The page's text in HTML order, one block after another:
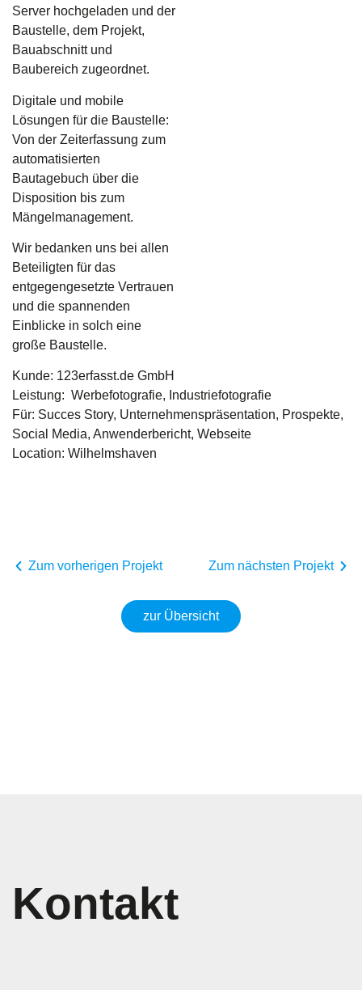
Server hochgeladen und der
Baustelle, dem Projekt,
Bauabschnitt und
Baubereich zugeordnet.
Digitale und mobile
Lösungen für die Baustelle:
Von der Zeiterfassung zum
automatisierten
Bautagebuch über die
Disposition bis zum
Mängelmanagement.
Wir bedanken uns bei allen
Beteiligten für das
entgegengesetzte Vertrauen
und die spannenden
Einblicke in solch eine
große Baustelle.
Kunde: 123erfasst.de GmbH
Leistung: Werbefotografie, Industriefotografie
Für: Succes Story, Unternehmenspräsentation, Prospekte,
Social Media, Anwenderbericht, Webseite
Location: Wilhelmshaven
Zum vorherigen Projekt
zur Übersicht
Zum nächsten Projekt
Kontakt